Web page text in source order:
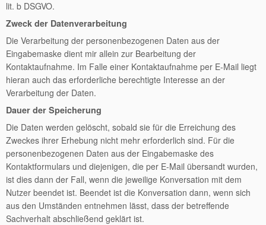
lit. b DSGVO.
Zweck der Datenverarbeitung
Die Verarbeitung der personenbezogenen Daten aus der
Eingabemaske dient mir allein zur Bearbeitung der
Kontaktaufnahme. Im Falle einer Kontaktaufnahme per E-Mail liegt
hieran auch das erforderliche berechtigte Interesse an der
Verarbeitung der Daten.
Dauer der Speicherung
Die Daten werden gelöscht, sobald sie für die Erreichung des
Zweckes ihrer Erhebung nicht mehr erforderlich sind. Für die
personenbezogenen Daten aus der Eingabemaske des
Kontaktformulars und diejenigen, die per E-Mail übersandt wurden,
ist dies dann der Fall, wenn die jeweilige Konversation mit dem
Nutzer beendet ist. Beendet ist die Konversation dann, wenn sich
aus den Umständen entnehmen lässt, dass der betreffende
Sachverhalt abschließend geklärt ist.